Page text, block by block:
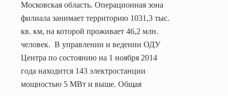
Московская область. Операционная зона
филиала занимает территорию 1031,3 тыс.
кв. км, на которой проживает 46,2 млн.
человек. В управлении и ведении ОДУ
Центра по состоянию на 1 ноября 2014
года находится 143 электростанции
мощностью 5 МВт и выше. Общая